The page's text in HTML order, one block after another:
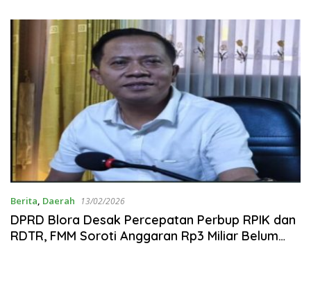
Lingkungan ‎
Berita, Daerah 13/02/2026
DPRD Blora Desak Percepatan Perbup RPIK dan
RDTR, FMM Soroti Anggaran Rp3 Miliar Belum